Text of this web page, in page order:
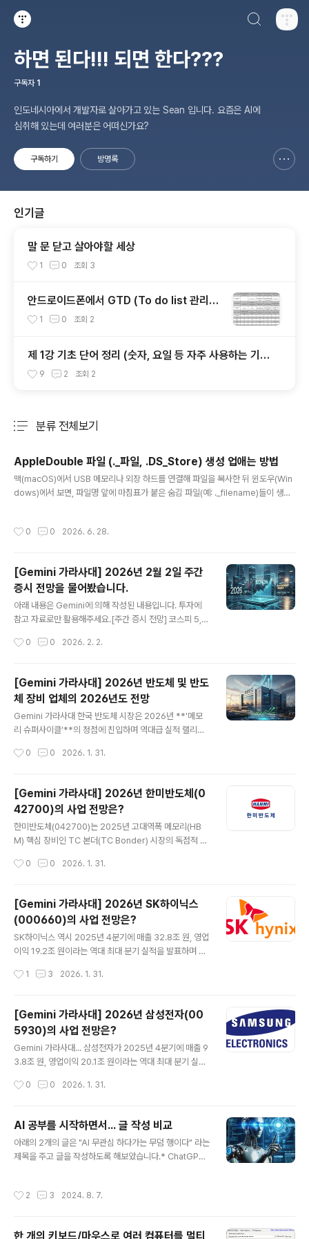
하면 된다!!! 되면 한다???
구독자 1
인도네시아에서 개발자로 살아가고 있는 Sean 입니다. 요즘은 AI에
심취해 있는데 여러분은 어떠신가요?
구독하기 방명록
인기글
말 문 닫고 살아야할 세상
1 0 조회 3
안드로이드폰에서 GTD (To do list 관리)
에 좋은 앱들은 무엇이 있을까?
1 0 조회 2
제 1강 기초 단어 정리 (숫자, 요일 등 자주 사용하는 기본
단어들...)
9 2 조회 2
분류 전체보기
AppleDouble 파일 (._파일, .DS_Store) 생성 업애는 방법
맥(macOS)에서 USB 메모리나 외장 하드를 연결해 파일을 복사한 뒤 윈도우(Win
dows)에서 보면, 파일명 앞에 마침표가 붙은 숨김 파일(예: ._filename)들이 생성
FS)으로 파일을 복사할 때 발생하는 애플 더블(AppleDouble) 파일입니다. 맥에서
e Fork)'라는 곳에 저장하는데, 이를 지원하지 않는 윈도우 파일 시스템으로 넘어가
면서 메타데이터만 분리되어 ._ 형태의 숨김 파일로 생성되는 것입니다.이를 생성되
지 않게..
0 0 2026. 6. 28.
[Gemini 가라사대] 2026년 2월 2일 주간
증시 전망을 물어봤습니다.
아래 내용은 Gemini에 의해 작성된 내용입니다. 투자에
참고 자료로만 활용해주세요.[주간 증시 전망] 코스피 5,2
년 2월 2일 (월)1. 지난주 시장 회고: AI 실적 장세와 코스
심에 서며 역사적인 기록을 경신했습니다.KOSPI: 5,224.
36pt (+4.70% 상승) - 반도체 대형주 중심의 강한 매수
세 유입KOSDAQ: 15.65% 급등 - 저가 매수세 유입과
바이오/2차전지 동반 상승특이사항: 외국인이 반도체 섹터
에서 '바이 코리아(Buy Korea)'를 외치며 지수 하단을 강
이슈핵심 이슈분석 및 시장 영향고환율 지속..
0 0 2026. 2. 2.
[Gemini 가라사대] 2026년 반도체 및 반도
체 장비 업체의 2026년도 전망
Gemini 가라사대 한국 반도체 시장은 2026년 **'메모
리 슈퍼사이클'**의 정점에 진입하며 역대급 실적 랠리를
을 필두로, 이들에게 핵심 장비와 소재를 공급하는 '소부장
조입니다.주요 기업 리스트와 2026년 전망을 정리해 드립
니다.🏗️ 한국 반도체 주요 주식 리스트 (대장주 중심)202
6년 현재 시장을 주도하고 있는 핵심 종목들은 크게 세 가
지 카테고리로 나뉩니다.1. 종합 반도체 (IDM) 및 제조삼성
전자 (005930): HBM4 양산 본격화와 2나노 파운드리
을 돌파할 것으로 기대되며 '동학개미'의 귀환을 이끌고 있
0 0 2026. 1. 31.
[Gemini 가라사대] 2026년 한미반도체(0
42700)의 사업 전망은?
한미반도체(042700)는 2025년 고대역폭 메모리(HB
M) 핵심 장비인 TC 본더(TC Bonder) 시장의 독점적 지
그 기세를 이어가며 매출 2조 원 시대를 정조준하고 있습
체는 'HBM 수혜주'의 정석을 보여주었습니다.실적 달성:
2025년 연간 매출액은 약 8,000억 원에서 최대 1.1조 원
사이로 예상되며, 영업이익률은 **45~50%**에 달하는
압도적 수익성을 기록했습니다.성장 동력: SK하이닉스와
마이크론(Micron) 등 주요 HBM 제조사들로부터 수천억
했습니다.특이점: 3분기 중 일시적인 수주 이연 이슈(엔..
0 0 2026. 1. 31.
[Gemini 가라사대] 2026년 SK하이닉스
(000660)의 사업 전망은?
SK하이닉스 역시 2025년 4분기에 매출 32.8조 원, 영업
이익 19.2조 원이라는 역대 최대 분기 실적을 발표하며 AI
업이익률이 무려 **58%**에 달해 삼성전자보다 훨씬 높
성장이 기대되는 부분 (Opportunity)SK하이닉스의 20
26년 키워드는 **'초격차 유지'**와 **'수익성 극대화'*
*입니다.HBM4 시장 선점 및 점유율 수성: SK하이닉스는
2025년 말 이미 HBM4 양산 체계를 구축했으며, 2026
년 엔비디아향 물량의 약 3분의 2를 확보한 것으로 알려졌
유율(60% 이상 예상)을 유지하며 이익 성장을 견인할..
1 3 2026. 1. 31.
[Gemini 가라사대] 2026년 삼성전자(00
5930)의 사업 전망은?
Gemini 가라사대... 삼성전자가 2025년 4분기에 매출 9
3.8조 원, 영업이익 20.1조 원이라는 역대 최대 분기 실적
2026년 사업 전망에 대해 현재 발표된 데이터와 시장 분
다.🚀 2026년 성장이 기대되는 부분 (Opportunity)20
26년은 삼성전자가 단순한 실적 회복을 넘어 **'AI 반도
체 주도권 탈환'**과 **'수익성 극대화'**를 노리는 해가
될 것으로 보입니다.HBM4 양산 및 공급 확대: 삼성은 20
객사로의 공급 통로가 열리면서, 그간 SK하이닉스에..
0 0 2026. 1. 31.
AI 공부를 시작하면서... 글 작성 비교
아래의 2개의 글은 "AI 무관심 하다가는 무덤 행이다" 라는
제목을 주고 글을 작성하도록 해보았습니다.* ChatGPT
전은 놀라운 속도로 이루어지고 있으며, 이는 많은 이들에
2 3 2024. 8. 7.
한 개의 키보드/마우스로 여러 컴퓨터를 멀티